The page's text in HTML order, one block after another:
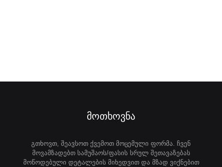
მოთხოვნა
გთხოვთ, შეავსოთ ქვემოთ მოცემული ფორმა. ჩვენ
მოვამზადებთ სამუშაოს/ფასის სრულ შეთავაზებას
მოწოდებული დეტალების მიხედვით და მზად ვიქნებით